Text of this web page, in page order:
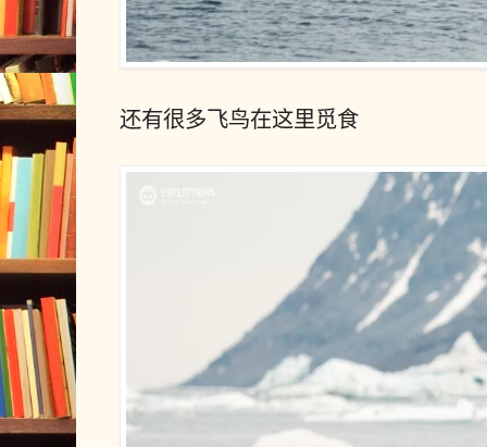
还有很多飞鸟在这里觅食